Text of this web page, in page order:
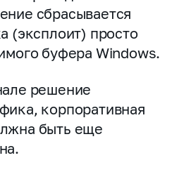
сбрасывается
(эксплоит) просто
буфера Windows.
решение
корпоративная
быть еще